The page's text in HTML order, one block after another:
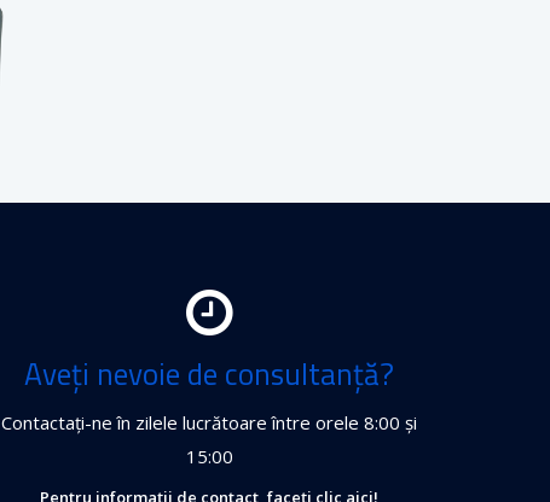
Aveți nevoie de consultanță?
Contactați-ne în zilele lucrătoare între orele 8:00 și
15:00
Pentru informații de contact, faceți clic aici!